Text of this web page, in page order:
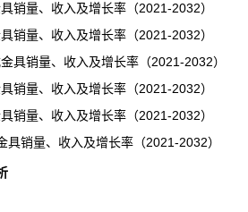
量、收入及增长率（2021-2032）
量、收入及增长率（2021-2032）
销量、收入及增长率（2021-2032）
量、收入及增长率（2021-2032）
量、收入及增长率（2021-2032）
销量、收入及增长率（2021-2032）